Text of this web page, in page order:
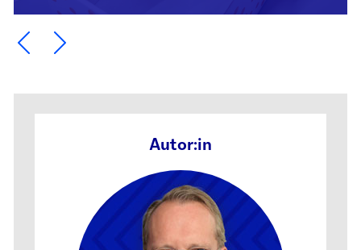
Ein Element zurück blättern
Ein Element weiter blättern
Autor:in